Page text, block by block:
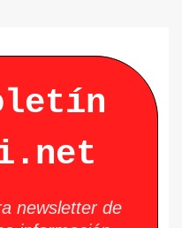
newsletter de